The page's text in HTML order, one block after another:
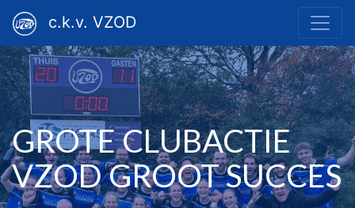
c.k.v. VZOD
GROTE CLUBACTIE
VZOD GROOT SUCCES